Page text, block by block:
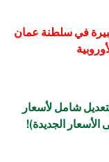
في سلطنة عمان
شامل لأسعار
الأسعار الجديدة)!